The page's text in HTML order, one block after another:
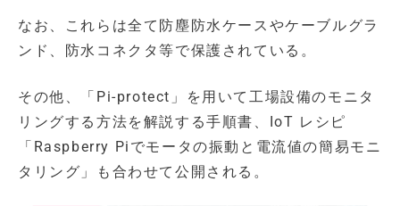
なお、これらは全て防塵防水ケースやケーブルグラ
ンド、防水コネクタ等で保護されている。
その他、「Pi-protect」を用いて工場設備のモニタ
リングする方法を解説する手順書、IoT レシピ
「Raspberry Piでモータの振動と電流値の簡易モニ
タリング」も合わせて公開される。